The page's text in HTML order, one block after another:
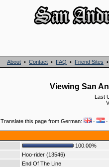
About • Contact • FAQ • Friend Sites
Viewing San
Last
Translate this page from German: · ·
100.00%
Hoo-rider (13546)
End Of The Line